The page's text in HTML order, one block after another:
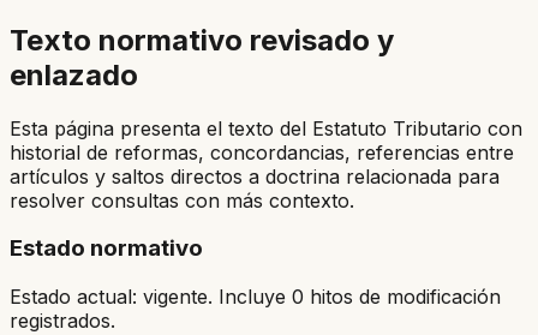
Texto normativo revisado y
enlazado
Esta página presenta el texto del Estatuto Tributario con
historial de reformas, concordancias, referencias entre
artículos y saltos directos a doctrina relacionada para
resolver consultas con más contexto.
Estado normativo
Estado actual: vigente. Incluye 0 hitos de modificación
registrados.